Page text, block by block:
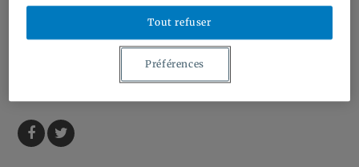
Bourses et contrats | Grants and Contracts
Ressources | Resources
Tout refuser
Préférences